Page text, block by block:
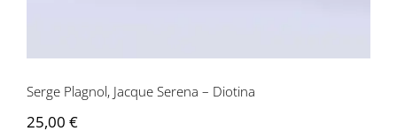
Serge Plagnol, Jacque Serena – Diotina
25,00 €